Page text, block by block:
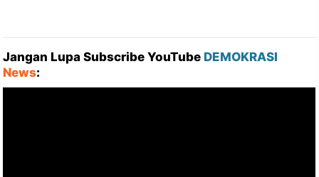
Jangan Lupa Subscribe YouTube DEMOKRASI
News: